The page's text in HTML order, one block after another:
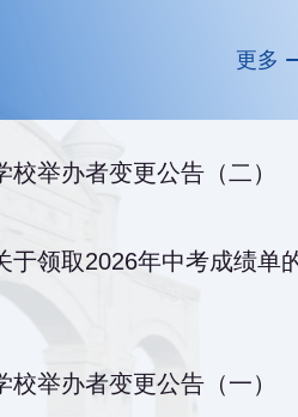
更多
校举办者变更公告（二）
于领取2026年中考成绩单
校举办者变更公告（一）